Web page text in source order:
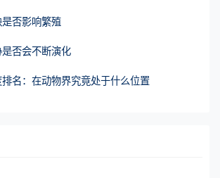
否影响繁殖
否会不断演化
名：在动物界究竟处于什么位置